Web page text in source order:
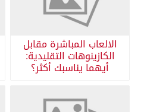
الالعاب المباشرة مقابل
الكازينوهات التقليدية:
أيهما يناسبك أكثر؟